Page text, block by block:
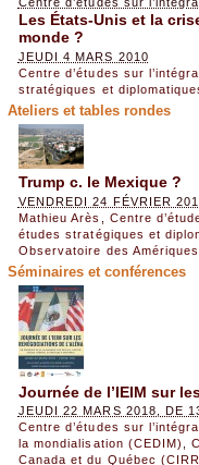
Les États-Unis et la
monde ?
JEUDI 4 MARS 2010
Centre d’études sur
stratégiques et
Ateliers et tables rondes
Trump c. le Mexique ?
VENDREDI 24 FÉVRIER
Mathieu Arès
Centre
études stratégiques et
Observatoire des
Séminaires et conférences
Journée de l’IEIM sur
JEUDI 22 MARS 2018, DE
Centre d’études sur
la mondialisation (CEDIM)
,
Canada et du Québec